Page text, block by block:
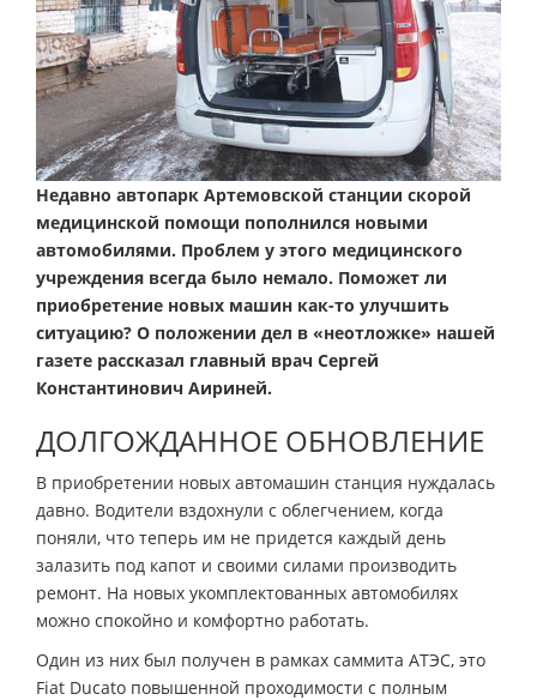
Недавно автопарк Артемовской станции скорой
медицинской помощи пополнился новыми
автомобилями. Проблем у этого медицинского
учреждения всегда было немало. Поможет ли
приобретение новых машин как-то улучшить
ситуацию? О положении дел в «неотложке» нашей
газете рассказал главный врач Сергей
Константинович Аириней.
ДОЛГОЖДАННОЕ ОБНОВЛЕНИЕ
В приобретении новых автомашин станция нуждалась
давно. Водители вздохнули с облегчением, когда
поняли, что теперь им не придется каждый день
залазить под капот и своими силами производить
ремонт. На новых укомплектованных автомобилях
можно спокойно и комфортно работать.
Один из них был получен в рамках саммита АТЭС, это
Fiat Ducato повышенной проходимости с полным